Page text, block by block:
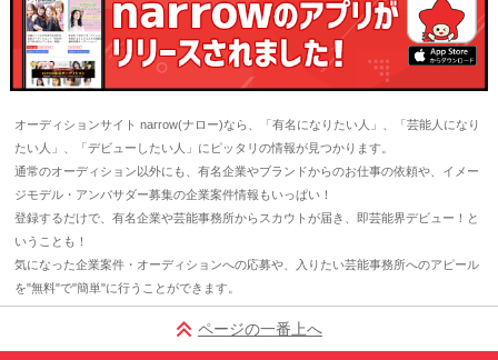
オーディションサイト narrow(ナロー)なら、「有名になりたい人」、「芸能人になり
たい人」、「デビューしたい人」にピッタリの情報が見つかります。
通常のオーディション以外にも、有名企業やブランドからのお仕事の依頼や、イメー
ジモデル・アンバサダー募集の企業案件情報もいっぱい！
登録するだけで、有名企業や芸能事務所からスカウトが届き、即芸能界デビュー！と
いうことも！
気になった企業案件・オーディションへの応募や、入りたい芸能事務所へのアピール
を"無料"で"簡単"に行うことができます。
ページの一番上へ